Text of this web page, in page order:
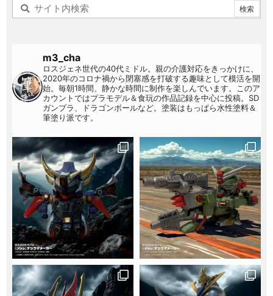
m3_cha
ロスジェネ世代の40代ミドル。親の介護対応をきっかけに、
2020年のコロナ禍から閉塞感を打破する趣味として模活を開
始。毎朝1時間、静かな時間に制作を楽しんでいます。このア
カウントではプラモデル＆食玩の作品記録を中心に投稿。SD
ガンプラ、ドラゴンボールなど。塗装はもっぱら水性塗料＆
筆塗り派です。